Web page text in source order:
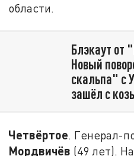
области.
Блэкаут от
Новый
скальпа" с
зашёл с
Четвёртое. Генерал-
Мордвичёв (49 лет).